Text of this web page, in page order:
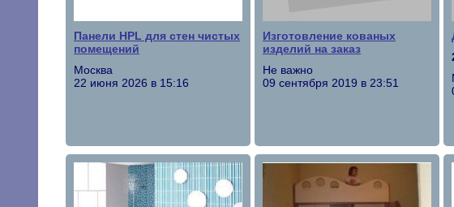
Панели HPL для стен чистых
помещений
Москва
22 июня 2026 в 15:16
Изготовление кованых
изделий на заказ
Не важно
09 сентября 2019 в 23:51